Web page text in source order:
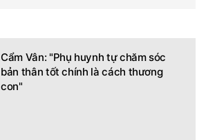
Cẩm Vân: "Phụ huynh tự chăm sóc
bản thân tốt chính là cách thương
con"